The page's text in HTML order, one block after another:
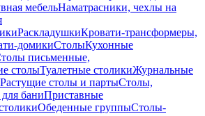
мебельНаматрасники, чехлы на
РаскладушкиКровати-трансформеры,
домикиСтолыКухонные
письменные,
столыТуалетные столикиЖурнальные
Растущие столы и партыСтолы,
баниПриставные
Обеденные группыСтолы-